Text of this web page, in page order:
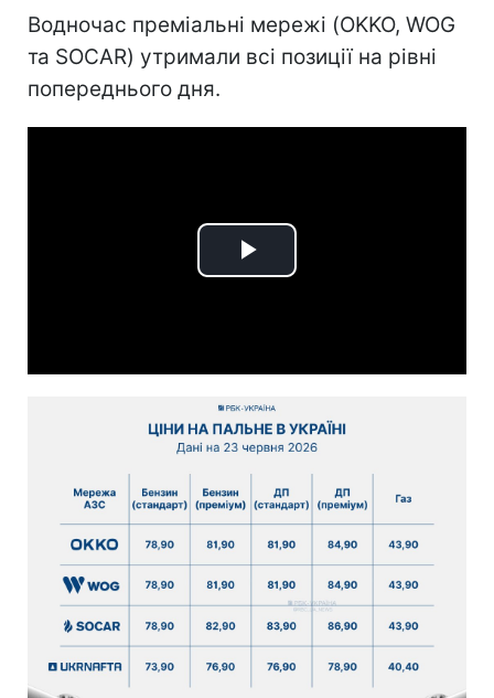
Водночас преміальні мережі (OKKO, WOG
та SOCAR) утримали всі позиції на рівні
попереднього дня.
Play